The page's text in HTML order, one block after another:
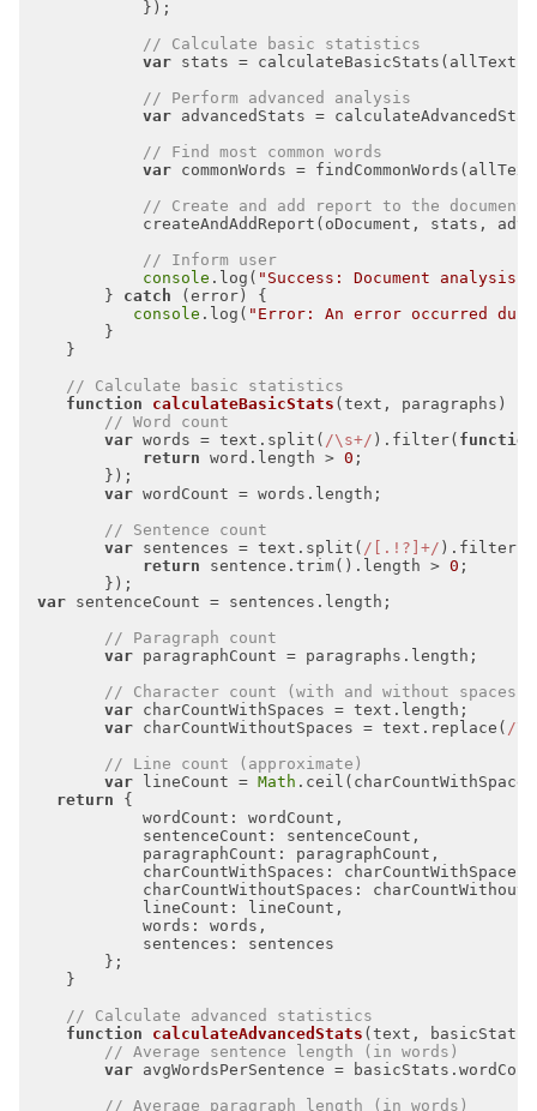
// Calculate basic statistics
var
// Perform advanced analysis
var
// Find most common words
var commonWords =
// Create and add report to the document
// Inform user
console .log( "Success: Document
} catch
console .log( "Error: An error occurred
// Calculate basic statistics
function
calculateBasicStats ( text, paragraphs )
// Word count
var words = text.split( /\s+/ ).filter( function
return word.length > 0
var
// Sentence count
var sentences = text.split( /[.!?]+/ ).filter(
return sentence.trim().length > 0
var
// Paragraph count
var
// Character count (with and without spaces)
var
var charCountWithoutSpaces = text.replace( /
// Line count (approximate)
var lineCount = Math
return
wordCount
sentenceCount
paragraphCount
charCountWithSpaces
charCountWithoutSpaces
lineCount
words
sentences
// Calculate advanced statistics
function
calculateAdvancedStats ( text, basicStats
// Average sentence length (in words)
var avgWordsPerSentence =
// Average paragraph length (in words)